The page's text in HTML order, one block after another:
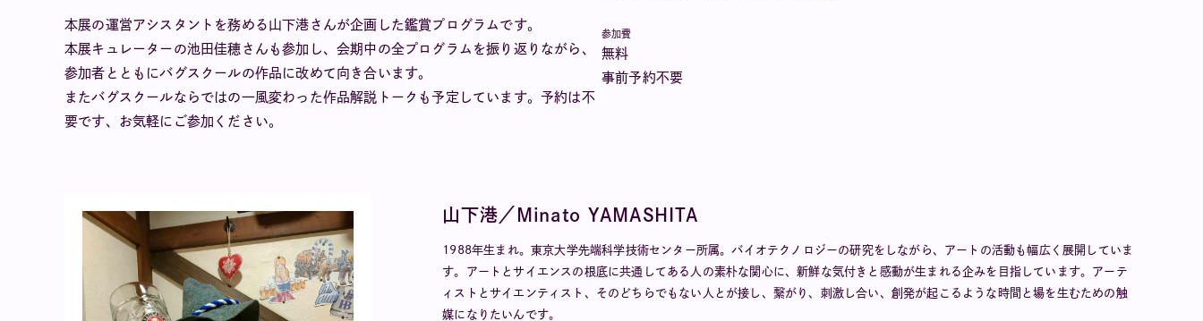
本展の運営アシスタントを務める山下港さんが企画した鑑賞プログラムです。
本展キュレーターの池田佳穂さんも参加し、会期中の全プログラムを振り返りながら、
参加者とともにバグスクールの作品に改めて向き合います。
またバグスクールならではの一風変わった作品解説トークも予定しています。予約は不
要です、お気軽にご参加ください。
参加費
無料
事前予約不要
山下港／Minato YAMASHITA
1988年生まれ。東京大学先端科学技術センター所属。バイオテクノロジーの研究をしながら、アートの活動も幅広く展開していま
す。アートとサイエンスの根底に共通してある人の素朴な関心に、新鮮な気付きと感動が生まれる企みを目指しています。アーテ
ィストとサイエンティスト、そのどちらでもない人とが接し、繋がり、刺激し合い、創発が起こるような時間と場を生むための触
媒になりたいんです。